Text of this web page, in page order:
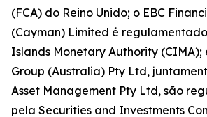
(FCA) do Reino Unido; o EBC
(Cayman) Limited é
Islands Monetary Authority (CIMA);
Group (Australia) Pty Ltd,
Asset Management Pty Ltd, são
pela Securities and Investments